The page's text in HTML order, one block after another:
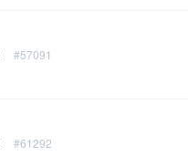
#57091
#61292